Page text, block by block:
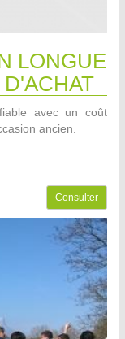
LONGUE
avec un coût
ancien.
Consulter